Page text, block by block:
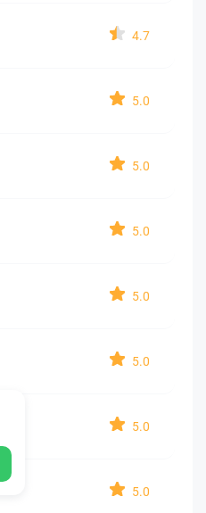
4.7
5.0
5.0
5.0
5.0
5.0
5.0
5.0